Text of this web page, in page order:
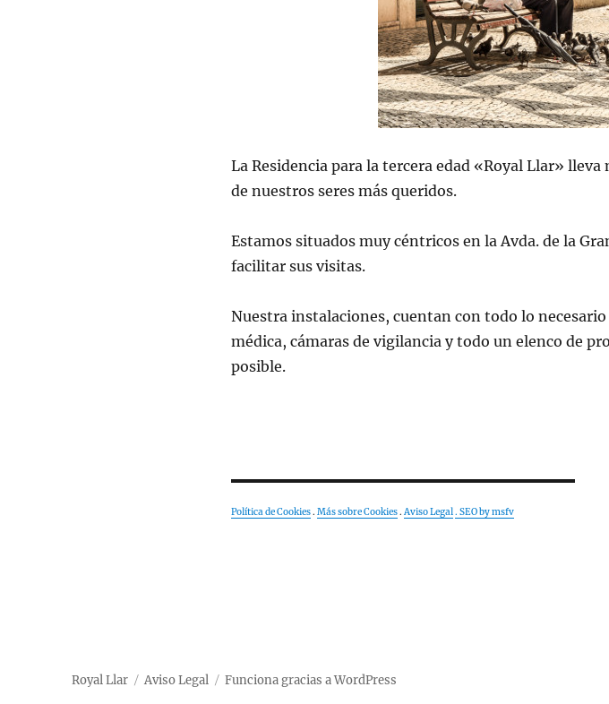
La Residencia para la tercera edad «Royal Llar»
de nuestros seres más queridos.
Estamos situados muy céntricos en la Avda. de la
facilitar sus visitas.
Nuestra instalaciones, cuentan con todo lo
médica, cámaras de vigilancia y todo un elenco de
posible.
Política de Cookies. Más sobre Cookies. Aviso Legal. SEO by msfv
Royal Llar Aviso Legal Funciona gracias a WordPress